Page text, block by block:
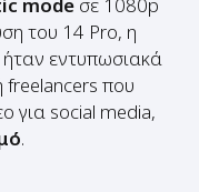
ήταν εντυπωσιακά
freelancers που
για social media,
.